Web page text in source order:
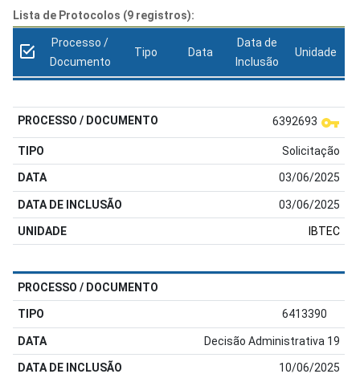
Lista de Protocolos (9 registros):
Processo /
Documento
Tipo Data
Data de
Inclusão
Unidade
6392693
Solicitação
03/06/2025
03/06/2025
IBTEC
6413390
Decisão Administrativa 19
10/06/2025